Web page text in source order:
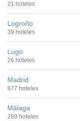
21 hoteles
Logroño
39 hoteles
Lugo
26 hoteles
Madrid
877 hoteles
Málaga
269 hoteles